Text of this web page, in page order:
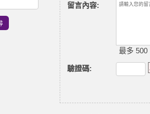
留言內容:
最多 500
驗證碼: